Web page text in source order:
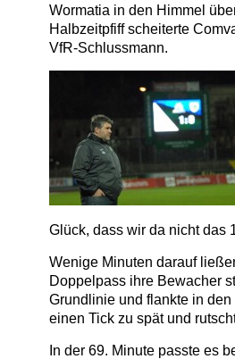
Wormatia in den Himmel
Halbzeitpfiff scheiterte
VfR-Schlussmann.
Glück, dass wir da nicht das
Wenige Minuten darauf
Doppelpass ihre Bewacher
Grundlinie und flankte in
einen Tick zu spät und
In der 69. Minute passte es